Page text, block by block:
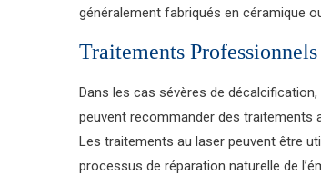
généralement fabriqués en céramique
Traitements Professionnels
Dans les cas sévères de
peuvent recommander des traitements
Les traitements au laser peuvent être
processus de réparation naturelle de